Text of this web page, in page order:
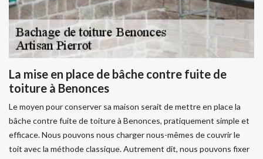
La mise en place de bâche contre fuite de
toiture à Benonces
Le moyen pour conserver sa maison serait de mettre en place la
bâche contre fuite de toiture à Benonces, pratiquement simple et
efficace. Nous pouvons nous charger nous-mêmes de couvrir le
toit avec la méthode classique. Autrement dit, nous pouvons fixer